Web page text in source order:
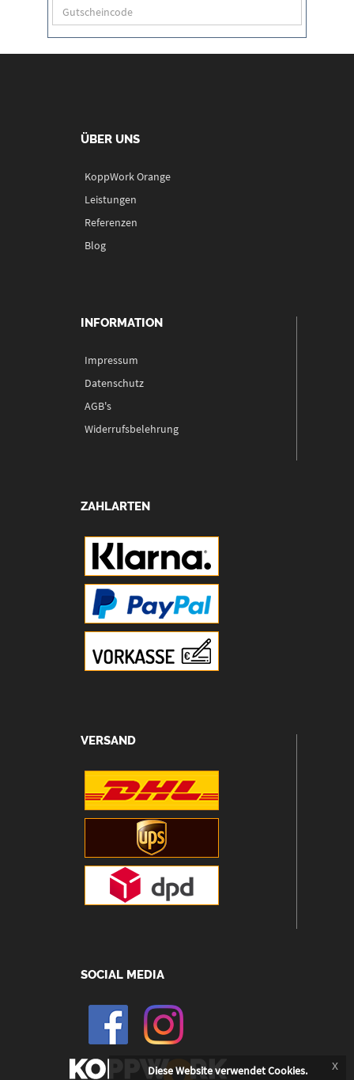
ÜBER UNS
KoppWork Orange
Leistungen
Referenzen
Blog
INFORMATION
Impressum
Datenschutz
AGB's
Widerrufsbelehrung
ZAHLARTEN
VERSAND
SOCIAL MEDIA
Diese Website verwendet Cookies. x